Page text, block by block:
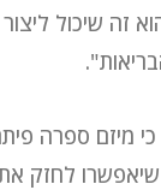
זה שיכול ליצור
מיזם ספרה
שיאפשרו לחזק